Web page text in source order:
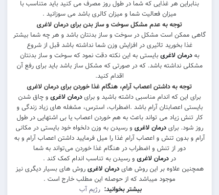
هر غذایی که شما در طول روز مصرف می کنید باید متناسب با
میزان فعالیت شما و میزان کالری باشد می سوزانید .
توجه به عدم مشکل سوخت و ساز بدن برای درمان لاغری
است مشکل در سوخت و ساز بدنتان باشد و هر چه شما بیشتر
بخورید تاثیری در افزایش وزن شما نداشته باشد قبل از شروع
لاغریبایستی به این نکته دقت نمود که سوخت و ساز بدنتان
نداشته باشد. که در صورتی که مشکل ساز باشد باید برای رفع آن
اقدام کنید.
توجه به داشتن اعصاب آرام، هنگام غذا خوردن برای درمان لاغری
این که اندام مناسبی داشته باشید و برایدرمان لاغریو چاق شدن
اعصابتان آرام باشد .اضطراب، استرس، مشغله های زیاد زندگی و
زیاد می تواند باعث به هم خوردن اعصاب یا بی اشتهایی در طول
برای درمان لاغریو رسیدن به وزن دلخواه خود بایستی در مکانی
بدون تنش و اعصاب آرام غذا را میل فرمایید داشتن اعصاب آرام و به
دور از تنش و اضطراب در هنگام غذا خوردن می‌تواند به شما
لاغریو رسیدن به تناسب اندام کمک کند .
علاوه بر این روش هایدرمانلاغریروش های بسیار دیگری نیز
موجود میباشد که از حوصله این مطلب خارج است .
بیشتر بخوانید:رژیم آب